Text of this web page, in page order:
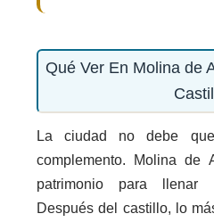
Qué Ver En Molina de
La ciudad no debe
complemento. Molina de
patrimonio para llenar
Después del castillo, lo